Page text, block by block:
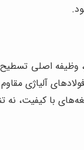
وظیفه اصلی
آلیاژی
با کیفیت،